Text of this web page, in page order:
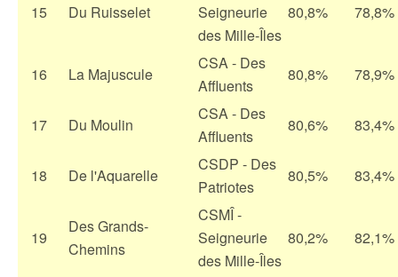
15 Du Ruisselet
Seigneurie
des Mille-Îles
80,8% 78,8%
16 La Majuscule
CSA - Des
Affluents
80,8% 78,9%
17 Du Moulin
CSA - Des
Affluents
80,6% 83,4%
18 De l'Aquarelle
CSDP - Des
Patriotes
80,5% 83,4%
19
Des Grands-
Chemins
CSMÎ -
Seigneurie
des Mille-Îles
80,2% 82,1%